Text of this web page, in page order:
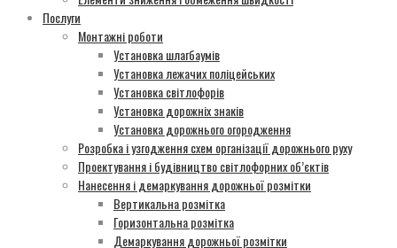
Послуги
Монтажні роботи
Установка шлагбаумів
Установка лежачих поліцейських
Установка світлофорів
Установка дорожніх знаків
Установка дорожнього огородження
Розробка і узгодження схем організації дорожнього руху
Проектування і будівництво світлофорних об’єктів
Нанесення і демаркування дорожньої розмітки
Вертикальна розмітка
Горизонтальна розмітка
Демаркування дорожньої розмітки